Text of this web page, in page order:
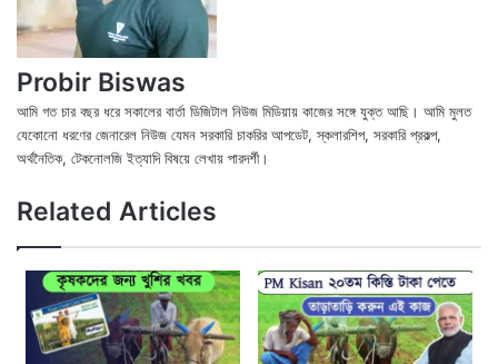
Probir Biswas
আমি গত চার বছর ধরে সকালের বার্তা ডিজিটাল নিউজ মিডিয়ায় কাজের সঙ্গে যুক্ত আছি। আমি মুলত
যেকোনো ধরণের জেনারেল নিউজ যেমন সরকারি চাকরির আপডেট, স্কলারশিপ, সরকারি প্রকল্প,
অর্থনৈতিক, টেকনোলজি ইত্যাদি বিষয়ে লেখায় পারদর্শী।
Related Articles